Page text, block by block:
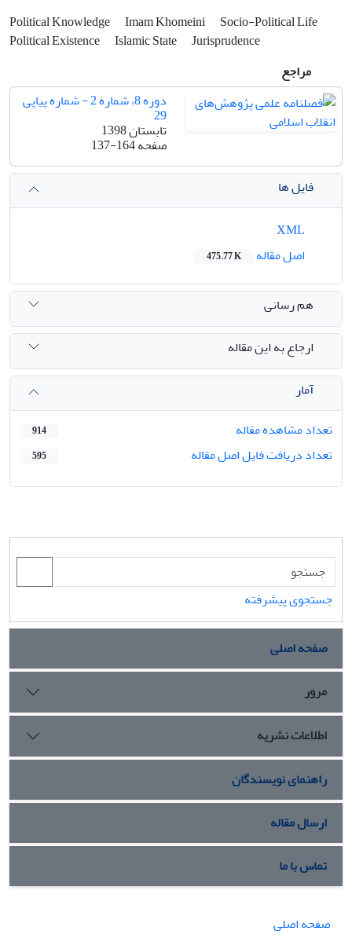
Political Knowledge Imam Khomeini
Socio-Political Life
Political Existence
Islamic State
Jurisprudence
مراجع
دوره 8، شماره 2 - شماره پیاپی
29
تابستان 1398
صفحه137-164
فایل ها
اصل مقاله
475.77 K
هم رسانی
ارجاع به این مقاله
آمار
تعداد مشاهده مقاله
914
تعداد دریافت فایل اصل مقاله 595
جستجوی پیشرفته
صفحه اصلی
مرور
اطلاعات نشریه
راهنمای نویسندگان
ارسال مقاله
تماس با ما
صفحه اصلی